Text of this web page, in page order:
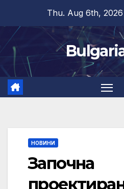
content
Thu. Aug 6th, 2026
НОВИНИ
Започна